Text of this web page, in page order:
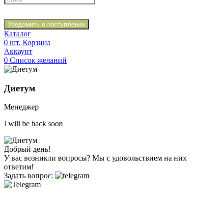
Уведомить о поступлении
Каталог
0 шт. Корзина
Аккаунт
0 Список желаний
Диетум
Менеджер
I will be back soon
Добрый день!
У вас возникли вопросы? Мы с удовольствием на них
ответим!
Задать вопрос: